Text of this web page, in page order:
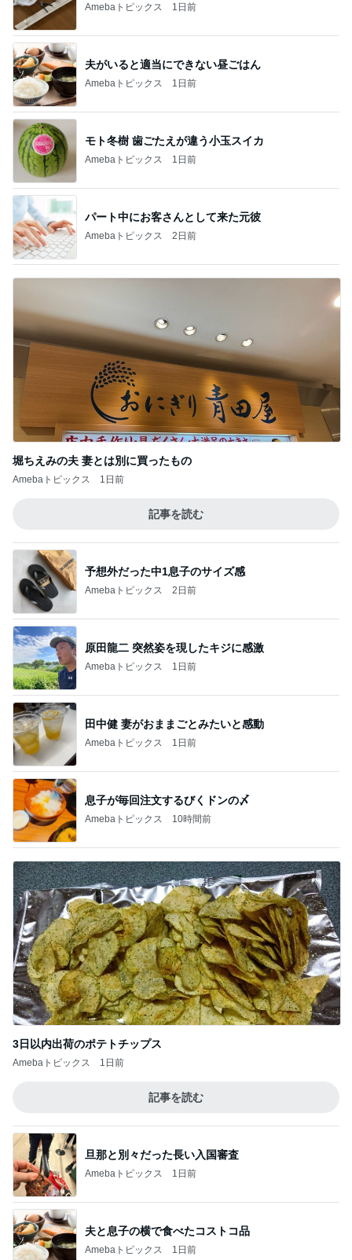
Amebaトピックス 1日前
夫がいると適当にできない昼ごはん
Amebaトピックス 1日前
モト冬樹 歯ごたえが違う小玉スイカ
Amebaトピックス 1日前
パート中にお客さんとして来た元彼
Amebaトピックス 2日前
堀ちえみの夫 妻とは別に買ったもの
Amebaトピックス 1日前
記事を読む
予想外だった中1息子のサイズ感
Amebaトピックス 2日前
原田龍二 突然姿を現したキジに感激
Amebaトピックス 1日前
田中健 妻がおままごとみたいと感動
Amebaトピックス 1日前
息子が毎回注文するびくドンの〆
Amebaトピックス 10時間前
3日以内出荷のポテトチップス
Amebaトピックス 1日前
記事を読む
旦那と別々だった長い入国審査
Amebaトピックス 1日前
夫と息子の横で食べたコストコ品
Amebaトピックス 1日前